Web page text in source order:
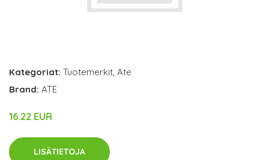
Kategoriat: Tuotemerkit Ate
Brand: ATE
16.22 EUR
LISÄTIETOJA